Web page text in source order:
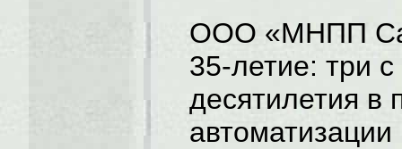
ООО «МНПП
35-летие: три
десятилетия
автоматизации